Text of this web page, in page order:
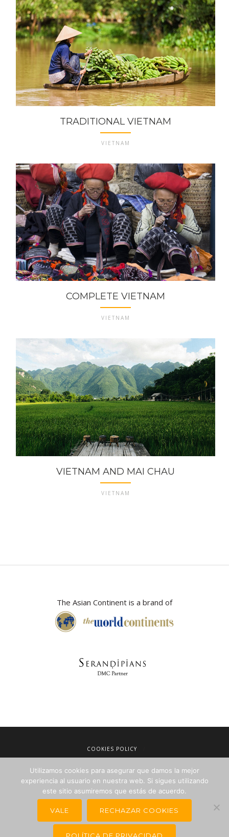
TRADITIONAL VIETNAM
VIETNAM
COMPLETE VIETNAM
VIETNAM
VIETNAM AND MAI CHAU
VIETNAM
The Asian Continent is a brand of
COOKIES POLICY
TERMS OF SALE
PRIVACY POLICY
Utilizamos cookies para asegurar que damos la mejor
experiencia al usuario en nuestra web. Si sigues utilizando
este sitio asumiremos que estás de acuerdo.
VALE RECHAZAR COOKIES